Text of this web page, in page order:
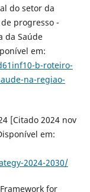
do setor da
progresso -
da Saúde
em:
b-roteiro-
na-regiao-
[Citado 2024 nov
em:
2024-2030/
for